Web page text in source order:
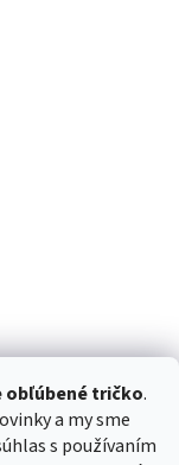
obľúbené tričko.
a my sme
s používaním